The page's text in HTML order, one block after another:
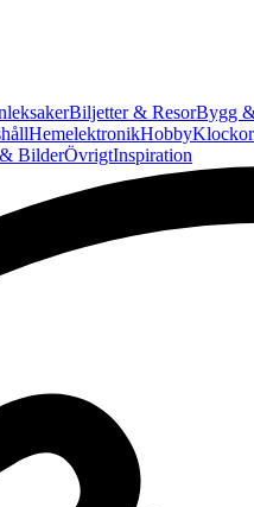
Biljetter & ResorBygg
HemelektronikHobbyKlockor
BilderÖvrigtInspiration